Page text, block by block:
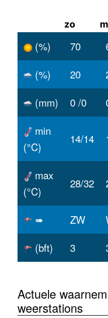
zo
(%) 70
(%)
20
(mm)
0 /0
min
(°C)
14/14
max
(°C)
28/32
➠ ZW
(bft)
3
Actuele
weerstations